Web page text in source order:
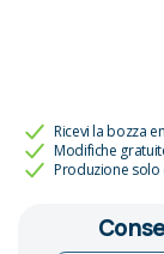
Ricevi la bozza
Modifiche
Produzione